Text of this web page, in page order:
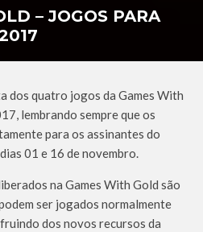
– JOGOS PARA
dos quatro jogos da Games With
lembrando sempre que os
para os assinantes do
01 e 16 de novembro.
na Games With Gold são
ser jogados normalmente
dos novos recursos da